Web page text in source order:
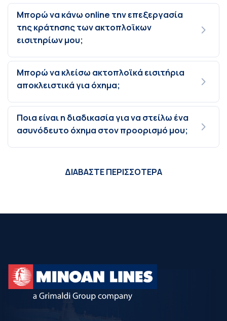
Μπορώ να κάνω online την επεξεργασία
της κράτησης των ακτοπλοϊκων
εισιτηρίων μου;
Μπορώ να κλείσω ακτοπλοϊκά εισιτήρια
αποκλειστικά για όχημα;
Ποια είναι η διαδικασία για να στείλω ένα
ασυνόδευτο όχημα στον προορισμό μου;
ΔΙΑΒΑΣΤΕ ΠΕΡΙΣΣΟΤΕΡΑ